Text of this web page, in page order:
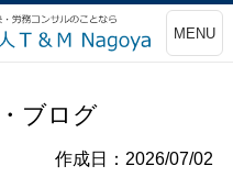
MENU
ブログ
作成日：2026/07/02